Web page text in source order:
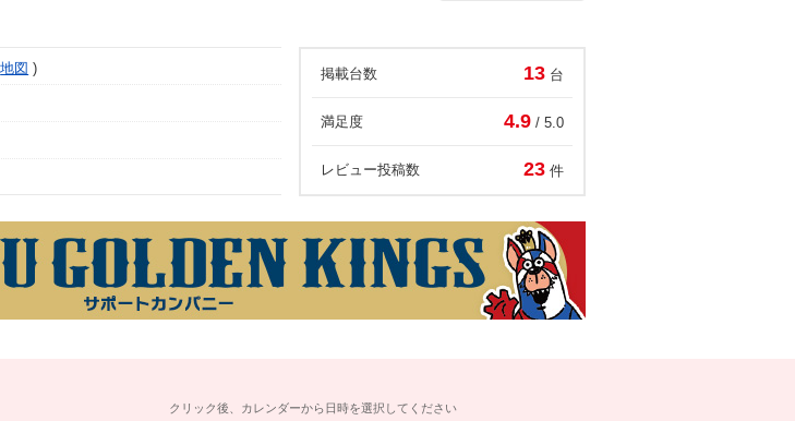
地図 掲載台数 13 台
満足度 4.9 / 5.0
レビュー投稿数 23 件
クリック後、カレンダーから日時を選択してください